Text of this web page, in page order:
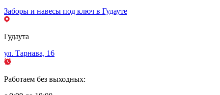
Заборы и навесы под ключ в Гудауте
Гудаута
ул. Тарнава, 16
Работаем без выходных: